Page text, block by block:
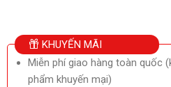
KHUYẾN MÃI
Miễn phí giao hàng toàn quốc
phẩm khuyến mại)